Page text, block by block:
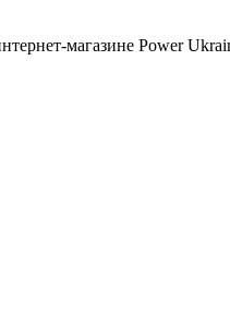
магазине Power